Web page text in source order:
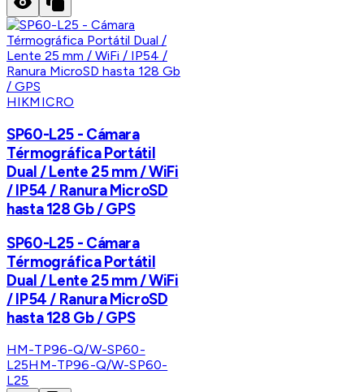
HIKMICRO
SP60-L25 - Cámara
Térmográfica Portátil
Dual / Lente 25 mm / WiFi
/ IP54 / Ranura MicroSD
hasta 128 Gb / GPS
SP60-L25 - Cámara
Térmográfica Portátil
Dual / Lente 25 mm / WiFi
/ IP54 / Ranura MicroSD
hasta 128 Gb / GPS
HM-TP96-Q/W-SP60-
L25HM-TP96-Q/W-SP60-
L25